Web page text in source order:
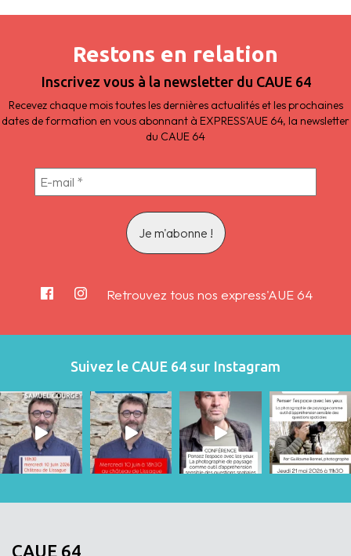
Restons en relation
Inscrivez vous à la newsletter du CAUE 64
Recevez chaque mois toutes les dernières actualités et les prochaines
dates de formation en vous abonnant à EXPRESS'AUE 64, la newsletter
du CAUE 64
Retrouvez tous nos express'AUE 64
Suivez le CAUE 64 sur Instagram
CAUE 64